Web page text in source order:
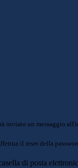
inviato un messaggio
il reset della
di posta